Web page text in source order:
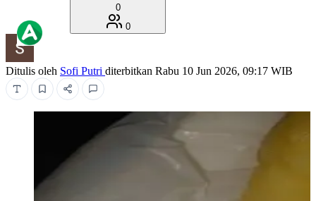
0
0
Ditulis oleh Sofi Putri diterbitkan Rabu 10 Jun 2026, 09:17 WIB